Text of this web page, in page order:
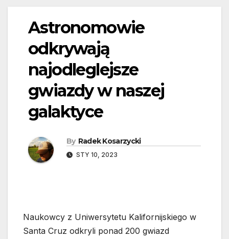
Astronomowie
odkrywają
najodleglejsze
gwiazdy w naszej
galaktyce
By Radek Kosarzycki
STY 10, 2023
Naukowcy z Uniwersytetu Kalifornijskiego w
Santa Cruz odkryli ponad 200 gwiazd